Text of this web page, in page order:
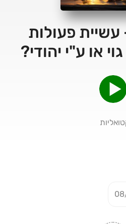
236 – עשיית פעולות
או ע"י יהודי?